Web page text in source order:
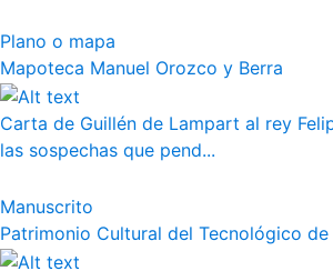
Plano o mapa
Mapoteca Manuel Orozco y Berra
Carta de Guillén de Lampart al rey
las sospechas que pend...
Manuscrito
Patrimonio Cultural del Tecnológico